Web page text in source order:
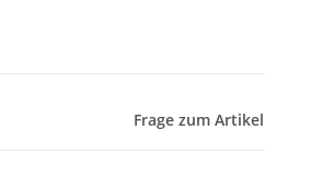
Frage zum Artikel